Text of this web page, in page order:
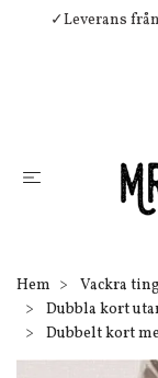
✓Leverans
Hem Vackra
Dubbla kort
Dubbelt kort